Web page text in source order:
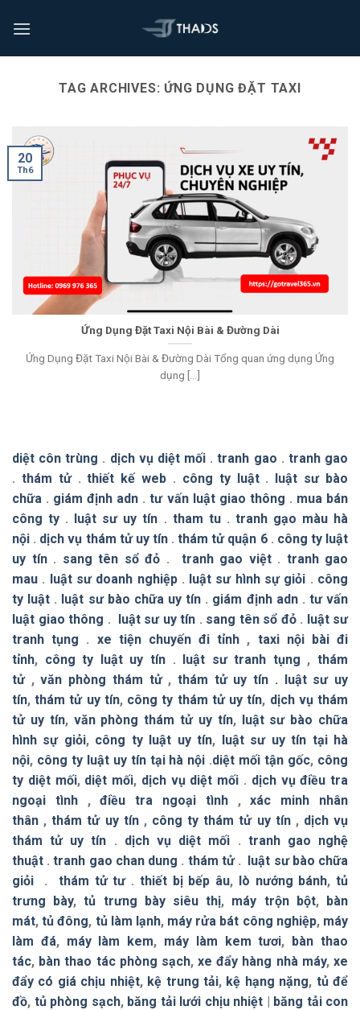
TAG ARCHIVES: ỨNG DỤNG ĐẶT TAXI
Ứng Dụng Đặt Taxi Nội Bài & Đường Dài
Ứng Dụng Đặt Taxi Nội Bài & Đường Dài Tổng quan ứng dụng Ứng
dụng [...]
20
Th6
diệt côn trùng . dịch vụ diệt mối .tranh gao . tranh gao
. thám tử.thiết kế web . công ty luật. luật sư bào
chữa . giám định adn .tư vấn luật giao thông . mua bán
công ty . luật sư uy tín . tham tu. tranh gạo màu hà
nội . dịch vụ thám tử uy tín.thám tử quận 6. công ty luật
uy tín. sang tên sổ đỏ . tranh gao việt. tranh gao
mau . luật sư doanh nghiệp. luật sư hình sự giỏi . công
ty luật . luật sư bào chữa uy tín . giám định adn. tư vấn
luật giao thông . luật sư uy tín . sang tên sổ đỏ. luật sư
tranh tụng . xe tiện chuyến đi tỉnh , taxi nội bài đi
tỉnh, công ty luật uy tín. luật sư tranh tụng ,thám
tử,văn phòng thám tử,thám tử uy tín . luật sư uy
tín,thám tử uy tín, công ty thám tử uy tín, dịch vụ thám
tử uy tín, văn phòng thám tử uy tín, luật sư bào chữa
hình sự giỏi, công ty luật uy tín, luật sư uy tín tại hà
nội, công ty luật uy tín tại hà nội .diệt mối tận gốc, công
ty diệt mối, diệt mối, dịch vụ diệt mối . dịch vụ điều tra
ngoại tình,điều tra ngoại tình,xác minh nhân
thân ,thám tử uy tín, công ty thám tử uy tín, dịch vụ
thám tử uy tín . dịch vụ diệt mối . tranh gao nghệ
thuật .tranh gao chan dung . thám tử. luật sư bào chữa
giỏi . thám tử tư. thiết bị bếp âu, lò nướng bánh,tủ
trưng bày,tủ trưng bày siêu thị, máy trộn bột, bàn
mát,tủ đông, tủ làm lạnh, máy rửa bát công nghiệp, máy
làm đá, máy làm kem, máy làm kem tươi, bàn thao
tác, bàn thao tác phòng sạch,xe đẩy hàng nhà máy,xe
đẩy có giá chịu nhiệt, kệ trung tải, kệ hạng nặng, tủ để
đồ, tủ phòng sạch, băng tải lưới chịu nhiệt | băng tải con